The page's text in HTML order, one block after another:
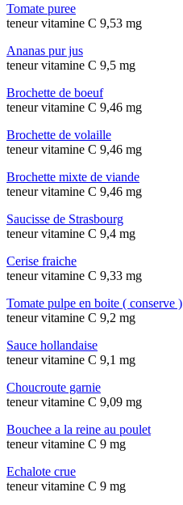
Tomate puree
teneur vitamine C 9,53 mg
Ananas pur jus
teneur vitamine C 9,5 mg
Brochette de boeuf
teneur vitamine C 9,46 mg
Brochette de volaille
teneur vitamine C 9,46 mg
Brochette mixte de viande
teneur vitamine C 9,46 mg
Saucisse de Strasbourg
teneur vitamine C 9,4 mg
Cerise fraiche
teneur vitamine C 9,33 mg
Tomate pulpe en boite ( conserve )
teneur vitamine C 9,2 mg
Sauce hollandaise
teneur vitamine C 9,1 mg
Choucroute garnie
teneur vitamine C 9,09 mg
Bouchee a la reine au poulet
teneur vitamine C 9 mg
Echalote crue
teneur vitamine C 9 mg